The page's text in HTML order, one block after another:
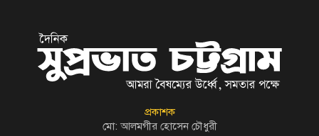
প্রকাশক
মো: আলমগীর হোসেন চৌধুরী